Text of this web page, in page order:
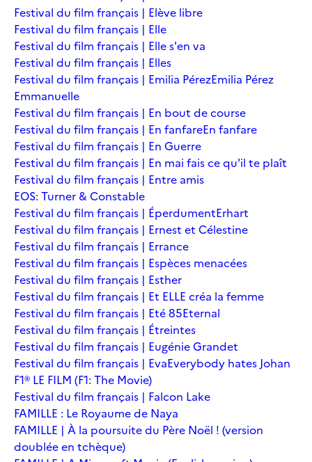
Festival du film français | Elève libre
Festival du film français | Elle
Festival du film français | Elle s'en va
Festival du film français | Elles
Festival du film français | Emilia PérezEmilia Pérez
Emmanuelle
Festival du film français | En bout de course
Festival du film français | En fanfareEn fanfare
Festival du film français | En Guerre
Festival du film français | En mai fais ce qu'il te plaît
Festival du film français | Entre amis
EOS: Turner & Constable
Festival du film français | ÉperdumentErhart
Festival du film français | Ernest et Célestine
Festival du film français | Errance
Festival du film français | Espèces menacées
Festival du film français | Esther
Festival du film français | Et ELLE créa la femme
Festival du film français | Eté 85Eternal
Festival du film français | Étreintes
Festival du film français | Eugénie Grandet
Festival du film français | EvaEverybody hates Johan
F1® LE FILM (F1: The Movie)
Festival du film français | Falcon Lake
FAMILLE : Le Royaume de Naya
FAMILLE | À la poursuite du Père Noël ! (version
doublée en tchèque)